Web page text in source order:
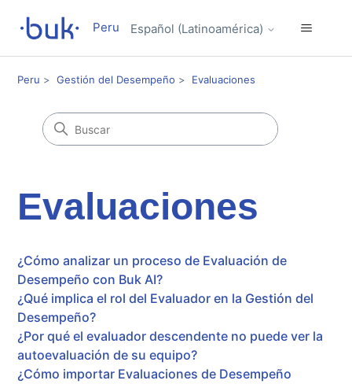
Peru Español (Latinoamérica)
Peru Gestión del Desempeño Evaluaciones
Evaluaciones
¿Cómo analizar un proceso de Evaluación de
Desempeño con Buk AI?
¿Qué implica el rol del Evaluador en la Gestión del
Desempeño?
¿Por qué el evaluador descendente no puede ver la
autoevaluación de su equipo?
¿Cómo importar Evaluaciones de Desempeño